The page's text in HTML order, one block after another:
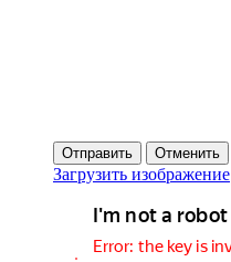
Отправить Отменить
Загрузить изображение